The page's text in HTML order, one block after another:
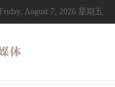
Friday, August 7, 2026 星期五